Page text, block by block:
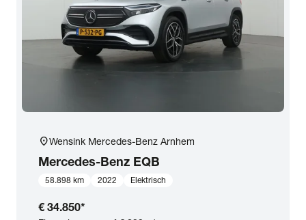
Carrosserie
Basiskleur
Aantal deuren
location_onWensink Mercedes-Benz Arnhem
Mercedes-Benz EQB
58.898 km 2022 Elektrisch
€ 34.850*